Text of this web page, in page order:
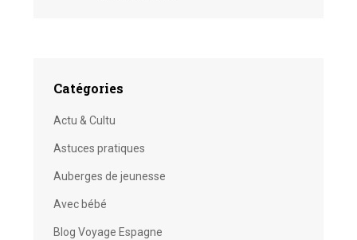
Catégories
Actu & Cultu
Astuces pratiques
Auberges de jeunesse
Avec bébé
Blog Voyage Espagne